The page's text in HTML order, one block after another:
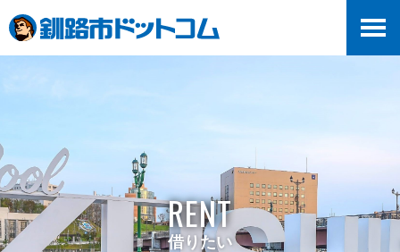
RENT
借りたい